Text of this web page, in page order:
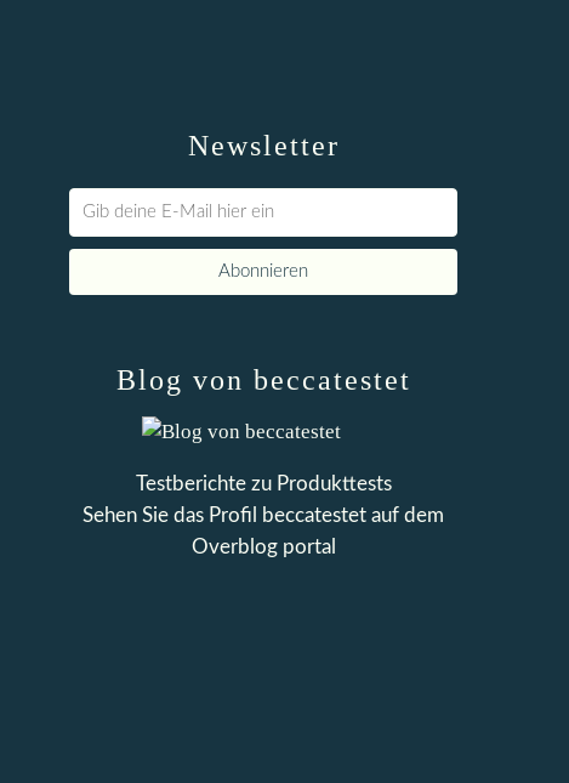
Newsletter
Blog von beccatestet
Testberichte zu Produkttests
Sehen Sie das Profil
beccatestet auf dem
Overblog portal